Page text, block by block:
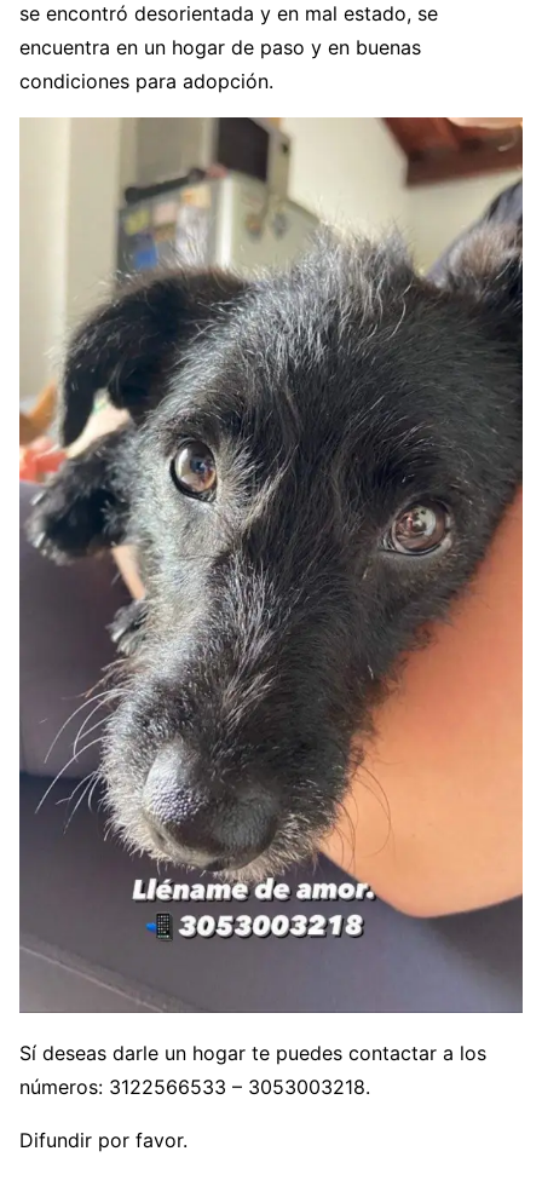
se encontró desorientada y en mal estado, se
encuentra en un hogar de paso y en buenas
condiciones para adopción.
Sí deseas darle un hogar te puedes contactar a los
números: 3122566533 – 3053003218.
Difundir por favor.